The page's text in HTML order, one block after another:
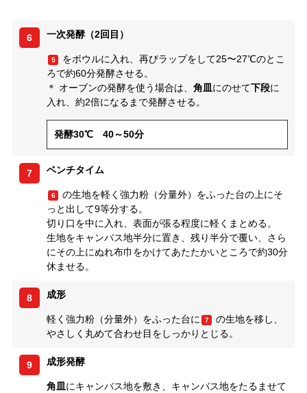
6 一次発酵（2回目）
5
をボウルに入れ、再びラップをして25〜27℃のとこ
ろで約60分発酵させる。
＊ オーブンの発酵を使う場合は、 角皿 にのせて下段に
入れ、約2倍になるまで発酵させる。
発酵30℃ 40～50分
7 ベンチタイム
6
の生地を軽く強力粉（分量外）をふった台の上にそ
っと出して9等分する。
切り口を中に入れ、表面が張る程度に軽くまとめる。
生地をキャンバス地半分に置き、残り半分で覆い、さら
にその上にぬれ布巾をかけてあたたかいところで約30分
休ませる。
8 成形
軽く強力粉（分量外）をふった台に 7
の生地を移し、
やさしく丸めて合わせ目をしっかりとじる。
9 成形発酵
角皿 にキャンバス地を敷き、キャンバス地をたるませて